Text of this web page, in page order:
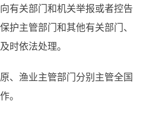
关部门和机关举报或者控告
护主管部门和其他有关部门、
时依法处理。
、渔业主管部门分别主管全国
。